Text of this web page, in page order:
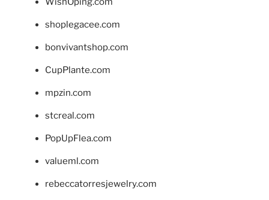
shoplegacee.com
bonvivantshop.com
CupPlante.com
mpzin.com
stcreal.com
PopUpFlea.com
valueml.com
rebeccatorresjewelry.com